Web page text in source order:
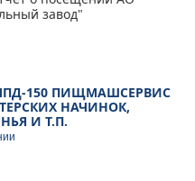
завод"
150 ПИЩМАШСЕРВИС
НАЧИНОК,
И Т.П.